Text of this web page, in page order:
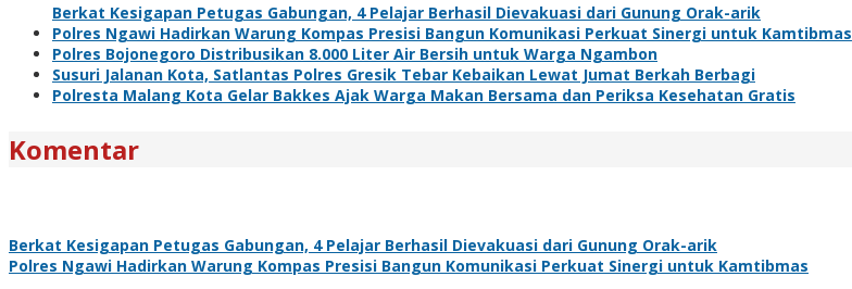
Berkat Kesigapan Petugas Gabungan, 4 Pelajar Berhasil Dievakuasi dari Gunung Orak-arik
Polres Ngawi Hadirkan Warung Kompas Presisi Bangun Komunikasi Perkuat Sinergi untuk Kamtibmas
Polres Bojonegoro Distribusikan 8.000 Liter Air Bersih untuk Warga Ngambon
Susuri Jalanan Kota, Satlantas Polres Gresik Tebar Kebaikan Lewat Jumat Berkah Berbagi
Polresta Malang Kota Gelar Bakkes Ajak Warga Makan Bersama dan Periksa Kesehatan Gratis
Komentar
Berkat Kesigapan Petugas Gabungan, 4 Pelajar Berhasil Dievakuasi dari Gunung Orak-arik
Polres Ngawi Hadirkan Warung Kompas Presisi Bangun Komunikasi Perkuat Sinergi untuk Kamtibmas